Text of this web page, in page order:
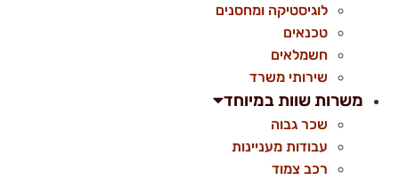
לוגיסטיקה ומחסנים
טכנאים
חשמלאים
שירותי משרד
משרות שוות במיוחד
שכר גבוה
עבודות מעניינות
רכב צמוד